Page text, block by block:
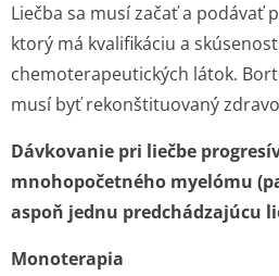
Liečba sa musí začať a podávať
ktorý má kvalifikáciu a
chemoterapeutických látok.
musí byť rekonštituovaný
Dávkovanie pri liečbe
mnohopočetného myelómu
aspoň jednu predchádzajúcu
Monoterapia